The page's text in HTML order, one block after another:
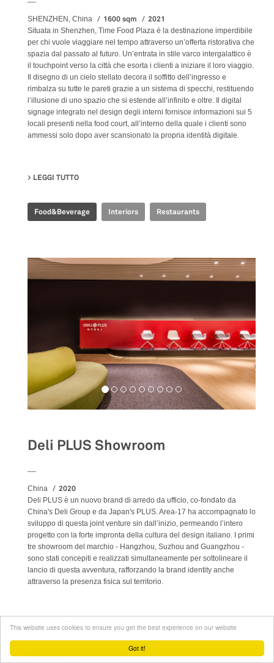
Got it!
This website uses cookies to ensure you get the best experience on our website
SHENZHEN, China 1600 sqm 2021
Situata in Shenzhen, Time Food Plaza è la destinazione imperdibile
per chi vuole viaggiare nel tempo attraverso un’offerta ristorativa che
spazia dal passato al futuro. Un’entrata in stile varco intergalattico è
il touchpoint verso la città che esorta i clienti a iniziare il loro viaggio.
Il disegno di un cielo stellato decora il soffitto dell’ingresso e
rimbalza su tutte le pareti grazie a un sistema di specchi, restituendo
l’illusione di uno spazio che si estende all’infinito e oltre. Il digital
signage integrato nel design degli interni fornisce informazioni sui 5
locali presenti nella food court, all’interno della quale i clienti sono
ammessi solo dopo aver scansionato la propria identità digitale.
LEGGI TUTTO
Food&Beverage Interiors Restaurants
Deli PLUS Showroom
China 2020
Deli PLUS è un nuovo brand di arredo da ufficio, co-fondato da
China's Deli Group e da Japan's PLUS. Area-17 ha accompagnato lo
sviluppo di questa joint venture sin dall’inizio, permeando l’intero
progetto con la forte impronta della cultura del design italiano. I primi
tre showroom del marchio - Hangzhou, Suzhou and Guangzhou -
sono stati concepiti e realizzati simultaneamente per sottolineare il
lancio di questa avventura, rafforzando la brand identity anche
attraverso la presenza fisica sul territorio.
LEGGI TUTTOSU DELI PLUS SHOWROOM
Retail Showrooms